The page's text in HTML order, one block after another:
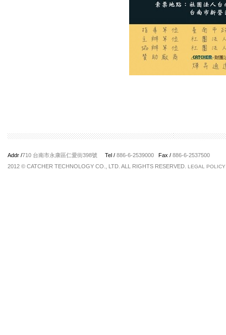
Addr /710 台南市永康區仁愛街398號 Tel / 886-6-2539000 Fax / 886-6-2537500
2012 © CATCHER TECHNOLOGY CO., LTD. ALL RIGHTS RESERVED.
LEGAL POLICY